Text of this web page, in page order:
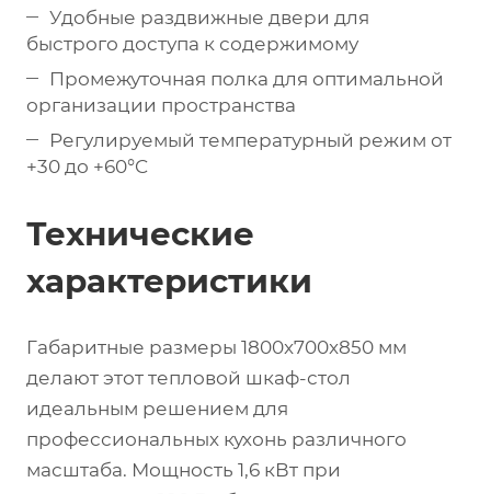
Удобные раздвижные двери для
быстрого доступа к содержимому
Промежуточная полка для оптимальной
организации пространства
Регулируемый температурный режим от
+30 до +60°C
Технические
характеристики
Габаритные размеры 1800x700x850 мм
делают этот тепловой шкаф-стол
идеальным решением для
профессиональных кухонь различного
масштаба. Мощность 1,6 кВт при